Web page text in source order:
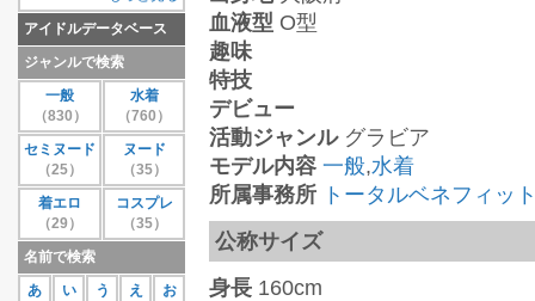
血液型 O型
趣味
特技
デビュー
活動ジャンルグラビア
モデル内容 一般,水着
所属事務所 トータルベネフィッ
公称サイズ
身長 160cm
30位末永みゆ
4.33
もっと見る
19位團遥香
147
20位安西かな
131
21位 芦田実沙寿
22位鮎川穂乃果
126
23位手束真知子
124
24位伊達あい
123
25位大崎由希
115
26位鈴木あきえ
115
27位蒼井さや
111
28位紗那
109
29位相原美咲
107
30位桜庭あつこ
もっと見る
アイドルデータベース
ジャンルで検索
一般
（830）
水着
（760）
セミヌード
（25）
ヌード
（35）
着エロ
（29）
コスプレ
（35）
名前で検索
あ
い う え
お